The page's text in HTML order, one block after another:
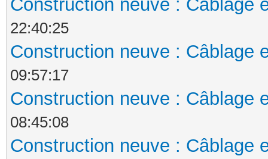
Construction neuve : Câblage
22:40:25
Construction neuve : Câblage
09:57:17
Construction neuve : Câblage
08:45:08
Construction neuve : Câblage